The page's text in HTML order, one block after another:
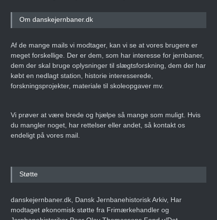
Om danskejernbaner.dk
Af de mange mails vi modtager, kan vi se at vores brugere er
meget forskellige. Der er dem, som har interesse for jernbaner,
dem der skal bruge oplysninger til slægtsforskning, dem der har
købt en nedlagt station, historie interesserede,
forskningsprojekter, materiale til skoleopgaver mv.
Vi prøver at være brede og hjælpe så mange som muligt. Hvis
du mangler noget, har rettelser eller andet, så kontakt os
endeligt på vores mail.
Støtte
danskejernbaner.dk, Dansk Jernbanehistorisk Arkiv, Har
modtaget økonomisk støtte fra Frimærkehandler og